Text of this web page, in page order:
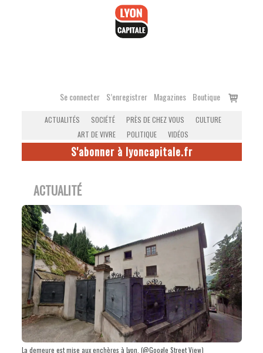
Se connecter S’enregistrer Magazines Boutique
Voir
ACTUALITÉS SOCIÉTÉ PRÈS DE CHEZ VOUS
CULTURE
ART DE VIVRE
POLITIQUE VIDÉOS
S'abonner à lyoncapitale.fr
ACTUALITÉ
La demeure est mise aux enchères à Lyon. (@Google Street View)